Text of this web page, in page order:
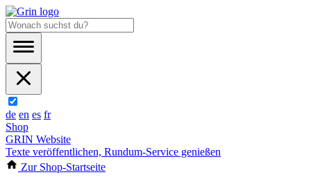
de en es fr
Shop
GRIN Website
Texte veröffentlichen, Rundum-Service genießen
Zur Shop-Startseite